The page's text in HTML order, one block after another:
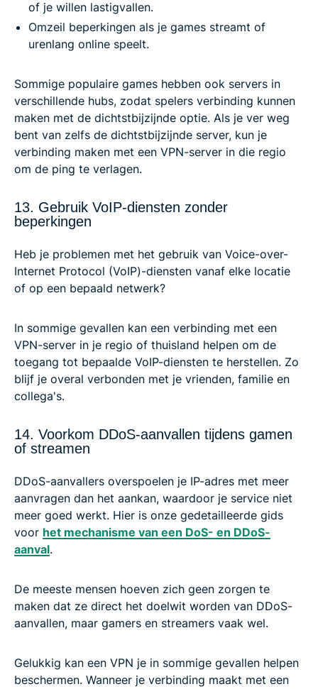
of je willen lastigvallen.
Omzeil beperkingen als je games streamt of
urenlang online speelt.
Sommige populaire games hebben ook servers in
verschillende hubs, zodat spelers verbinding kunnen
maken met de dichtstbijzijnde optie. Als je ver weg
bent van zelfs de dichtstbijzijnde server, kun je
verbinding maken met een VPN-server in die regio
om de ping te verlagen.
13. Gebruik VoIP-diensten zonder
beperkingen
Heb je problemen met het gebruik van Voice-over-
Internet Protocol (VoIP)-diensten vanaf elke locatie
of op een bepaald netwerk?
In sommige gevallen kan een verbinding met een
VPN-server in je regio of thuisland helpen om de
toegang tot bepaalde VoIP-diensten te herstellen. Zo
blijf je overal verbonden met je vrienden, familie en
collega's.
14. Voorkom DDoS-aanvallen tijdens gamen
of streamen
DDoS-aanvallers overspoelen je IP-adres met meer
aanvragen dan het aankan, waardoor je service niet
meer goed werkt. Hier is onze gedetailleerde gids
voor het mechanisme van een DoS- en DDoS-
aanval.
De meeste mensen hoeven zich geen zorgen te
maken dat ze direct het doelwit worden van DDoS-
aanvallen, maar gamers en streamers vaak wel.
Gelukkig kan een VPN je in sommige gevallen helpen
beschermen. Wanneer je verbinding maakt met een